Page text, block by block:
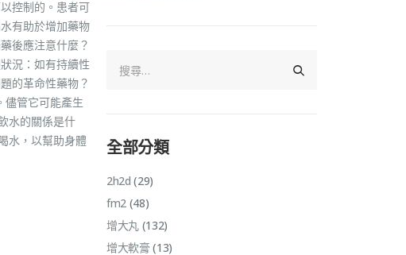
控制的。患者可
有助於增加藥物
後應注意什麼？
況：如有持續性
的革命性藥物？
儘管它可能產生
水的關係是什
水，以幫助身體
全部分類
2h2d (29)
fm2(48)
增大丸(132)
增大軟膏 (13)